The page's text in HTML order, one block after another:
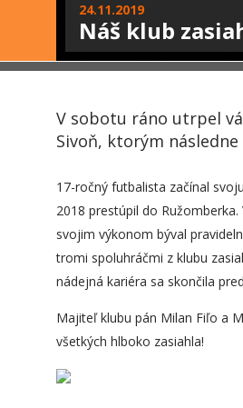
24.11.2019
Náš klub
V sobotu ráno utrpel
Sivoň, ktorým
17-ročný futbalista začínal
2018 prestúpil do
svojim výkonom býval
tromi spoluhráčmi z klubu
nádejná kariéra sa skončila
Majiteľ klubu pán Milan Fiľo a
všetkých hlboko zasiahla!